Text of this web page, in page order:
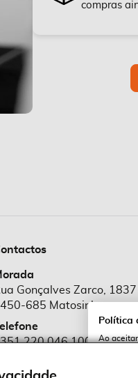
compras
Gonçalves Zarco, 1837
685 Matosinhos
220 046 100
Política
Ao